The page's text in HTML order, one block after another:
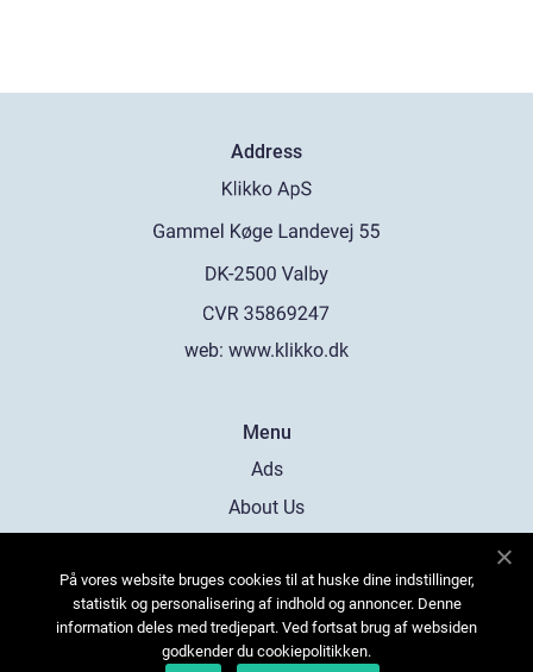
Address
web: www.klikko.dk
Menu
Ads
About Us
Contact
Sitemap
På vores website bruges cookies til at huske dine indstillinger,
statistik og personalisering af indhold og annoncer. Denne
information deles med tredjepart. Ved fortsat brug af websiden
godkender du cookiepolitikken.